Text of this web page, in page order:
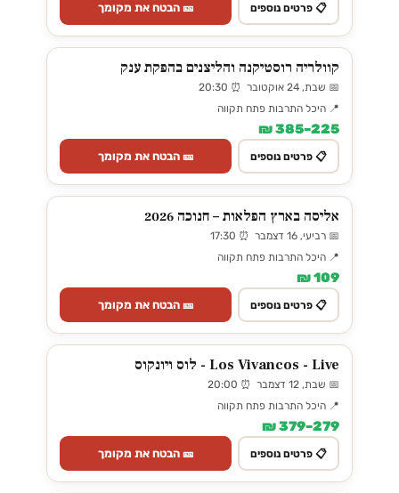
📋 פרטים נוספים 🎫 הבטח את מקומך
קוולריה רוסטיקנה והליצנים בהפקת ענק
📅 שבת, 24 אוקטובר ⏰ 20:30
📍 היכל התרבות פתח תקווה
225–385 ₪
📋 פרטים נוספים 🎫 הבטח את מקומך
אליסה בארץ הפלאות – חנוכה 2026
📅 רביעי, 16 דצמבר ⏰ 17:30
📍 היכל התרבות פתח תקווה
109 ₪
📋 פרטים נוספים 🎫 הבטח את מקומך
Los Vivancos - Live - לוס ויונקוס
📅 שבת, 12 דצמבר ⏰ 20:00
📍 היכל התרבות פתח תקווה
279–379 ₪
📋 פרטים נוספים 🎫 הבטח את מקומך